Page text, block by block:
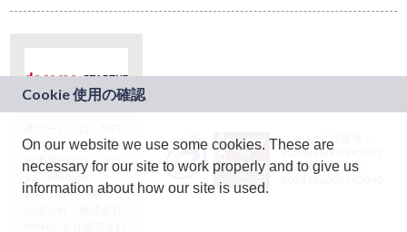
ドコモグループの新
規事業創出プログラ
ム「docomo
STARTUP」を通じて
JASRAC許諾番号：
9024936001Y45037
JASRAC許諾番号：
On our website we use some cookies. These are
necessary for our site to work properly and to give us
information about how our site is used.